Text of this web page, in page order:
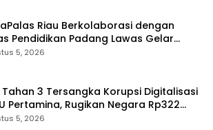
Riau Berkolaborasi dengan
Pendidikan Padang Lawas Gelar
OSIS SMP se-Kabupaten Padang
5, 2026
Tahan 3 Tersangka Korupsi Digitalisasi
Pertamina, Rugikan Negara Rp322
5, 2026